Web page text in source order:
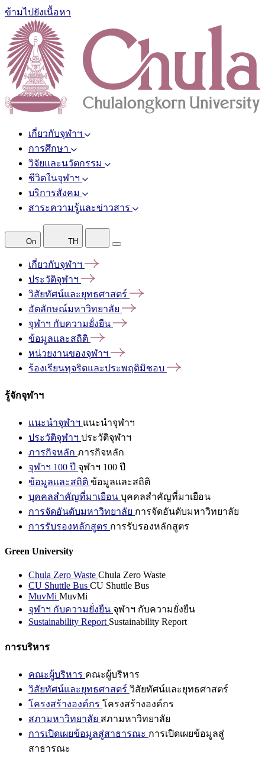
ข้ามไปยังเนื้อหา
เกี่ยวกับจุฬาฯ
การศึกษา
วิจัยและนวัตกรรม
ชีวิตในจุฬาฯ
บริการสังคม
สาระความรู้และข่าวสาร
On TH
เกี่ยวกับจุฬาฯ
ประวัติจุฬาฯ
วิสัยทัศน์และยุทธศาสตร์
อัตลักษณ์มหาวิทยาลัย
จุฬาฯ กับความยั่งยืน
ข้อมูลและสถิติ
หน่วยงานของจุฬาฯ
ร้องเรียนทุจริตและประพฤติมิชอบ
รู้จักจุฬาฯ
แนะนำจุฬาฯ แนะนำจุฬาฯ
ประวัติจุฬาฯ ประวัติจุฬาฯ
ภารกิจหลัก ภารกิจหลัก
จุฬาฯ 100 ปี จุฬาฯ 100 ปี
ข้อมูลและสถิติ ข้อมูลและสถิติ
บุคคลสำคัญที่มาเยือน บุคคลสำคัญที่มาเยือน
การจัดอันดับมหาวิทยาลัย การจัดอันดับมหาวิทยาลัย
การรับรองหลักสูตร การรับรองหลักสูตร
Green University
Chula Zero Waste Chula Zero Waste
CU Shuttle Bus CU Shuttle Bus
MuvMi MuvMi
จุฬาฯ กับความยั่งยืน จุฬาฯ กับความยั่งยืน
Sustainability Report Sustainability Report
การบริหาร
คณะผู้บริหาร คณะผู้บริหาร
วิสัยทัศน์และยุทธศาสตร์ วิสัยทัศน์และยุทธศาสตร์
โครงสร้างองค์กร โครงสร้างองค์กร
สภามหาวิทยาลัย สภามหาวิทยาลัย
การเปิดเผยข้อมูลสู่สาธารณะ การเปิดเผยข้อมูลสู่
สาธารณะ